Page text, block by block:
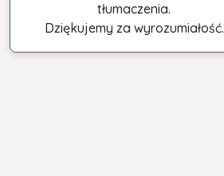
tłumaczenia.
Dziękujemy za wyrozumiałość.